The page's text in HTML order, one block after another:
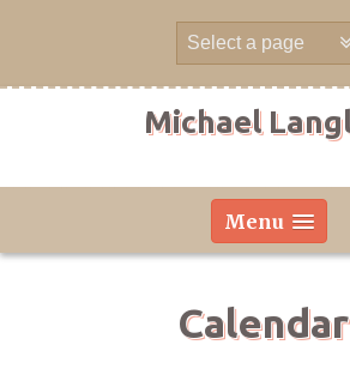
Michael
Menu
Calendar